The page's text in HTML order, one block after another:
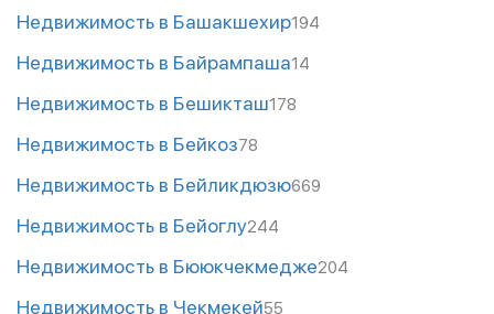
Недвижимость в Башакшехир194
Недвижимость в Байрампаша14
Недвижимость в Бешикташ178
Недвижимость в Бейкоз78
Недвижимость в Бейликдюзю669
Недвижимость в Бейоглу244
Недвижимость в Бююкчекмедже204
Недвижимость в Чекмекей55